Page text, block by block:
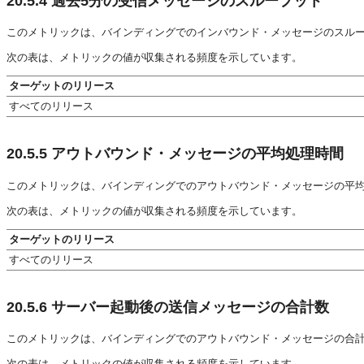
このメトリックは、バインディングでのインバウンド・メッセージのスル
次の表は、メトリックの値が収集される頻度を示しています。
ターゲットのリリース
すべてのリリース
20.5.5 アウトバウンド・メッセージの平均処理時間
このメトリックは、バインディングでのアウトバウンド・メッセージの平
次の表は、メトリックの値が収集される頻度を示しています。
ターゲットのリリース
すべてのリリース
20.5.6 サーバー起動後の送信メッセージの合計数
このメトリックは、バインディングでのアウトバウンド・メッセージの合